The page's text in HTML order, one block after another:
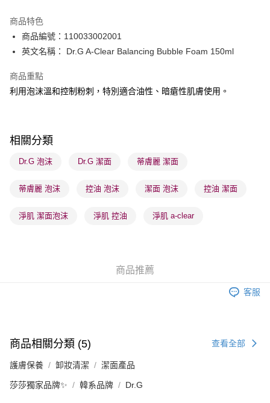
PayMe
WeChat Pay
BoC Pay
每筆HK$65.00，滿HK$300.00或以上免運費
順豐站及營業點 - 確認發貨後1-3個工作天送達
每筆HK$65.00，滿HK$300.00或以上免運費
物流公司進行物流配送
取。逾期會取消訂單，並不會安排重寄
每筆HK$20.00，滿HK$100.00或以上免運費
澳門地區配送 - 確認發貨後1-4個工作天送達
商品特色
商品編號：110033002001
英文名稱： Dr.G A-Clear Balancing Bubble Foam 150ml
商品重點
利用泡沫溫和控制粉刺，特別適合油性、暗瘡性肌膚使用。
相關分類
Dr.G 泡沫 Dr.G 潔面 蒂膚麗 潔面
蒂膚麗 泡沫 控油 泡沫 潔面 泡沫 控油 潔面
淨肌 潔面泡沫 淨肌 控油 淨肌 a-clear
商品推薦
客服
商品相關分類 (5) 查看全部
護膚保養 卸妝清潔 潔面產品
莎莎獨家品牌✨ 韓系品牌 Dr.G